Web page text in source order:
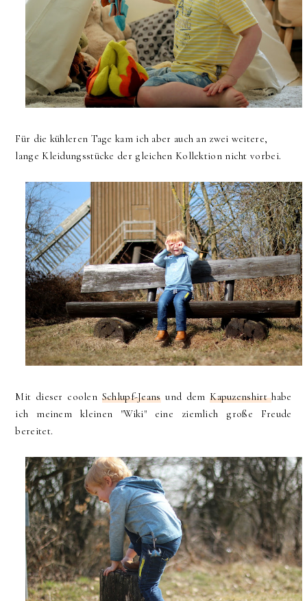
Für die kühleren Tage kam ich aber auch an zwei weitere,
lange Kleidungsstücke der gleichen Kollektion nicht vorbei.
Mit dieser coolen Schlupf-Jeansund demKapuzenshirthabe
ich meinem kleinen "Wiki" eine ziemlich große Freude
bereitet.